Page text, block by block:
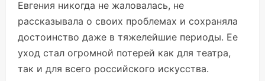
Евгения никогда не жаловалась, не
рассказывала о своих проблемах и сохраняла
достоинство даже в тяжелейшие периоды. Ее
уход стал огромной потерей как для театра,
так и для всего российского искусства.